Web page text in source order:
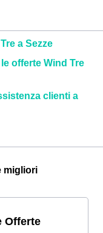
a Sezze
offerte Wind Tre
clienti a
migliori
Offerte